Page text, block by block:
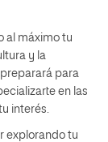
al máximo tu
y la
preparará para
en las
interés.
explorando tu